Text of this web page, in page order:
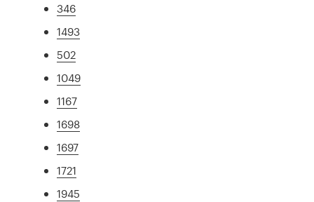
346
1493
502
1049
1167
1698
1697
1721
1945